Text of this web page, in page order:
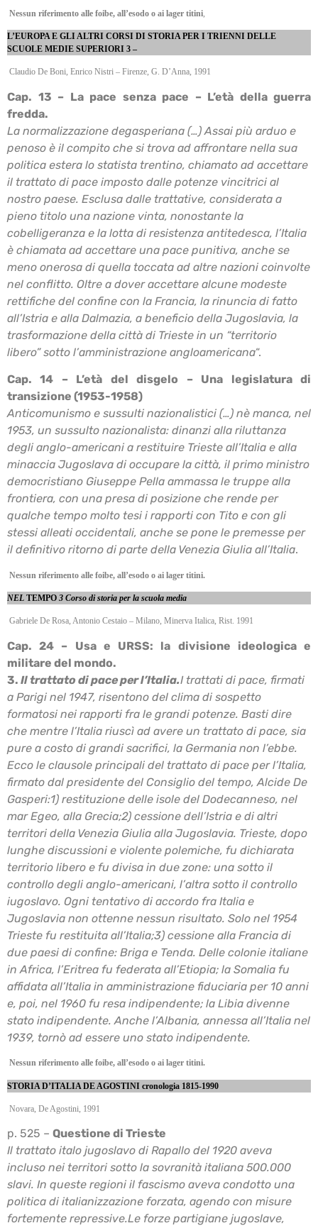
Nessun riferimento alle foibe, all’esodo o ai lager titini
L’EUROPA E GLI ALTRI CORSI DI STORIA PER I TRIENNI DELLE
SCUOLE MEDIE SUPERIORI 3 –
Claudio De Boni, Enrico Nistri – Firenze, G. D’Anna, 1991
Cap. 13 – La pace senza pace – L’età della guerra
fredda.
La normalizzazione degasperiana (…) Assai più arduo e
penoso è il compito che si trova ad affrontare nella sua
politica estera lo statista trentino, chiamato ad accettare
il trattato di pace imposto dalle potenze vincitrici al
nostro paese. Esclusa dalle trattative, considerata a
pieno titolo una nazione vinta, nonostante la
cobelligeranza e la lotta di resistenza antitedesca, l’Italia
è chiamata ad accettare una pace punitiva, anche se
meno onerosa di quella toccata ad altre nazioni coinvolte
nel conflitto. Oltre a dover accettare alcune modeste
rettifiche del confine con la Francia, la rinuncia di fatto
all’Istria e alla Dalmazia, a beneficio della Jugoslavia, la
trasformazione della città di Trieste in un “territorio
libero” sotto l’amministrazione angloamericana“.
Cap. 14 – L’età del disgelo – Una legislatura di
transizione (1953-1958)
Anticomunismo e sussulti nazionalistici (…) nè manca, nel
1953, un sussulto nazionalista: dinanzi alla riluttanza
degli anglo-americani a restituire Trieste all’Italia e alla
minaccia Jugoslava di occupare la città, il primo ministro
democristiano Giuseppe Pella ammassa le truppe alla
frontiera, con una presa di posizione che rende per
qualche tempo molto tesi i rapporti con Tito e con gli
stessi alleati occidentali, anche se pone le premesse per
il definitivo ritorno di parte della Venezia Giulia all’Italia.
Nessun riferimento alle foibe, all’esodo o ai lager titini.
NEL TEMPO 3 Corso di storia per la scuola media
Gabriele De Rosa, Antonio Cestaio – Milano, Minerva Italica, Rist. 1991
Cap. 24 – Usa e URSS: la divisione ideologica e
militare del mondo.
3. Il trattato di pace per l’Italia.I trattati di pace, firmati
a Parigi nel 1947, risentono del clima di sospetto
formatosi nei rapporti fra le grandi potenze. Basti dire
che mentre l’Italia riuscì ad avere un trattato di pace, sia
pure a costo di grandi sacrifici, la Germania non l’ebbe.
Ecco le clausole principali del trattato di pace per l’Italia,
firmato dal presidente del Consiglio del tempo, Alcide De
Gasperi:1) restituzione delle isole del Dodecanneso, nel
mar Egeo, alla Grecia;2) cessione dell’Istria e di altri
territori della Venezia Giulia alla Jugoslavia. Trieste, dopo
lunghe discussioni e violente polemiche, fu dichiarata
territorio libero e fu divisa in due zone: una sotto il
controllo degli anglo-americani, l’altra sotto il controllo
iugoslavo. Ogni tentativo di accordo fra Italia e
Jugoslavia non ottenne nessun risultato. Solo nel 1954
Trieste fu restituita all’Italia;3) cessione alla Francia di
due paesi di confine: Briga e Tenda. Delle colonie italiane
in Africa, l’Eritrea fu federata all’Etiopia; la Somalia fu
affidata all’Italia in amministrazione fiduciaria per 10 anni
e, poi, nel 1960 fu resa indipendente; la Libia divenne
stato indipendente. Anche l’Albania, annessa all’Italia nel
1939, tornò ad essere uno stato indipendente.
Nessun riferimento alle foibe, all’esodo o ai lager titini.
STORIA D’ITALIA DE AGOSTINI cronologia 1815-1990
Novara, De Agostini, 1991
p. 525 – Questione di Trieste
Il trattato italo jugoslavo di Rapallo del 1920 aveva
incluso nei territori sotto la sovranità italiana 500.000
slavi. In queste regioni il fascismo aveva condotto una
politica di italianizzazione forzata, agendo con misure
fortemente repressive.Le forze partigiane jugoslave,